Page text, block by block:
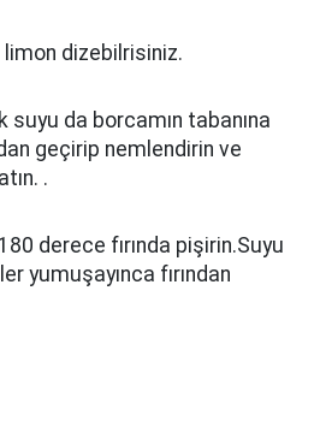
dizebilrisiniz.
da borcamın tabanına
geçirip nemlendirin ve
.
derece fırında pişirin.Suyu
yumuşayınca fırından